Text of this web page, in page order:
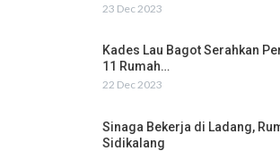
23 Dec 2023
Kades Lau Bagot Serahkan
11 Rumah…
22 Dec 2023
Sinaga Bekerja di Ladang,
Sidikalang